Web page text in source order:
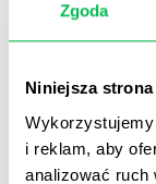
Zgoda
Niniejsza
i reklam, aby
analizować ruch
Musisz
sprawdzające.
i menedżera,
mogą
merytorycznym.